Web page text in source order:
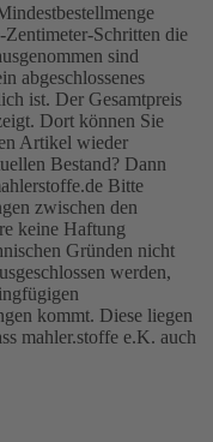
Schritten die
sind
abgeschlossenes
ist. Der Gesamtpreis
Dort können Sie
Artikel wieder
Bestand? Dann
Bitte
zwischen den
keine Haftung
Gründen nicht
werden,
kommt. Diese liegen
mahler.stoffe e.K. auch